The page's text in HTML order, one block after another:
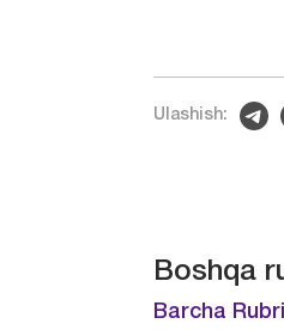
Ulashish:
Boshqa
Barcha